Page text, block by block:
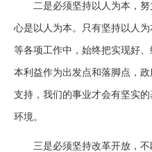
二是必须坚持以人为本，努
心是以人为本。只有坚持以人
等各项工作中，始终把实现好
本利益作为出发点和落脚点，
支持，我们的事业才会有坚实
环境。
三是必须坚持改革开放，不